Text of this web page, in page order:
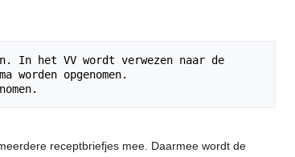
In het VV wordt verwezen naar de
worden opgenomen.
receptbriefjes mee. Daarmee wordt de